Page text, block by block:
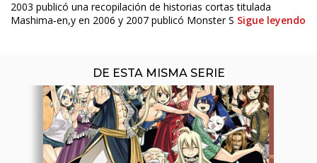
2003 publicó una recopilación de historias cortas titulada
Mashima‐en,y en 2006 y 2007 publicó Monster S Sigue leyendo
DE ESTA MISMA SERIE